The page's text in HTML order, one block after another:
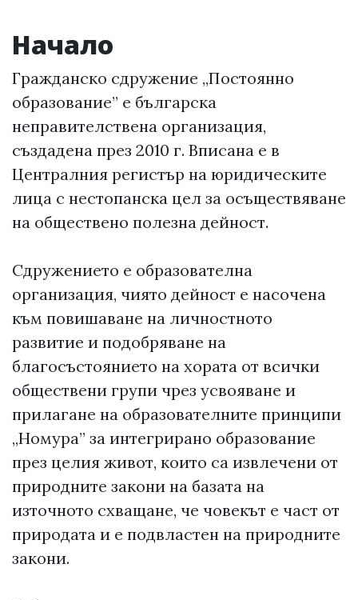
Начало
Гражданско сдружение „Постоянно
образование” е българска
неправителствена организация,
създадена през 2010 г. Вписана е в
Централния регистър на юридическите
лица с нестопанска цел за осъществяване
на обществено полезна дейност.
Сдружението е образователна
организация, чиято дейност е насочена
към повишаване на личностното
развитие и подобряване на
благосъстоянието на хората от всички
обществени групи чрез усвояване и
прилагане на образователните принципи
„Номура” за интегрирано образование
през целия живот, които са извлечени от
природните закони на базата на
източното схващане, че човекът е част от
природата и е подвластен на природните
закони.